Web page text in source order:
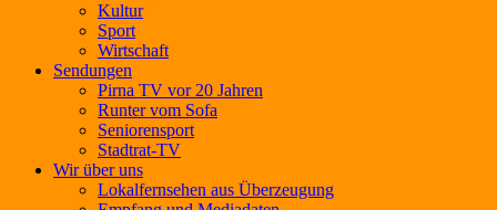
Kultur
Sport
Wirtschaft
Sendungen
Pirna TV vor 20 Jahren
Runter vom Sofa
Seniorensport
Stadtrat-TV
Wir über uns
Lokalfernsehen aus Überzeugung